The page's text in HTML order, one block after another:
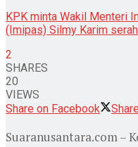
KPK minta Wakil Menteri
(Imipas) Silmy Karim
2
SHARES
20
VIEWS
Share on Facebook
Suaranusantara.com –